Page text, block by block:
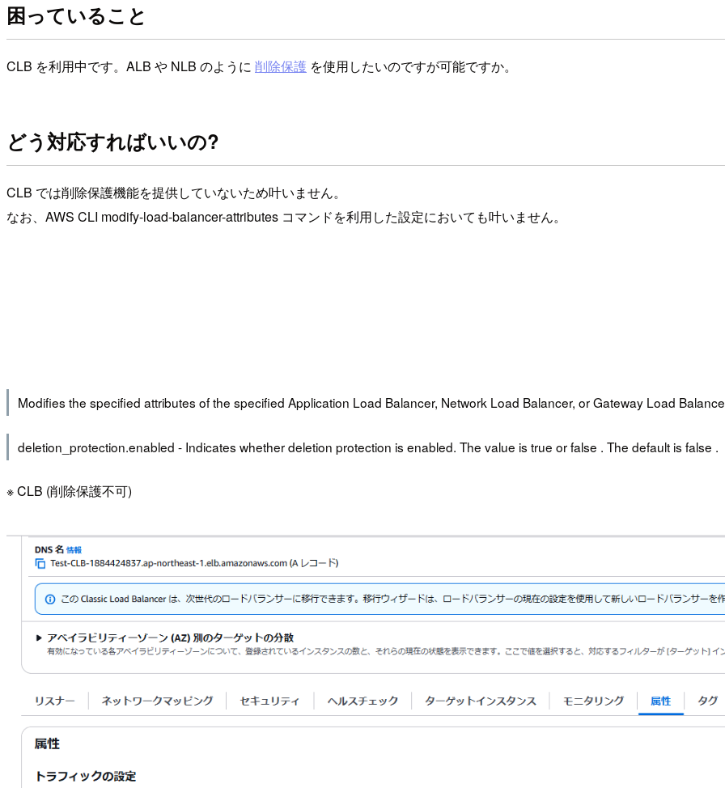
困っていること
CLB を利用中です。ALB や NLB のように 削除保護 を使用したいのですが可能ですか。
どう対応すればいいの?
CLB では削除保護機能を提供していないため叶いません。
なお、AWS CLI modify-load-balancer-attributes コマンドを利用した設定においても叶いません。
Modifies the specified attributes of the specified Application Load Balancer, Network Load Balancer, or Gateway Load
deletion_protection.enabled - Indicates whether deletion protection is enabled. The value is true or false . The default is false .
※ CLB (削除保護不可)